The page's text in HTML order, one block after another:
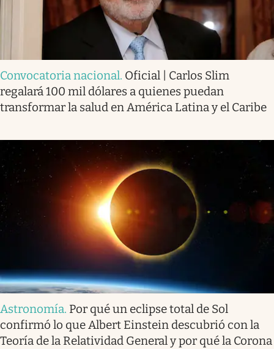
Convocatoria nacional. Oficial | Carlos Slim
regalará 100 mil dólares a quienes puedan
transformar la salud en América Latina y el Caribe
Astronomía. Por qué un eclipse total de Sol
confirmó lo que Albert Einstein descubrió con la
Teoría de la Relatividad General y por qué la Corona